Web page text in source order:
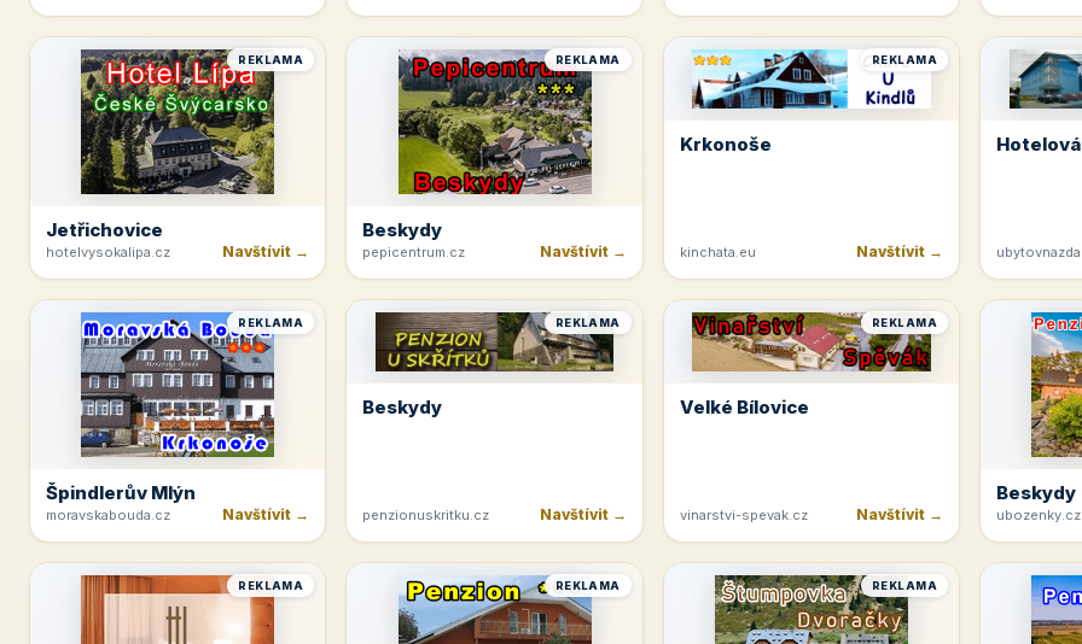
REKLAMA
Jetřichovice
hotelvysokalipa.cz Navštívit →
REKLAMA
Beskydy
pepicentrum.cz Navštívit →
REKLAMA
Krkonoše
kinchata.eu Navštívit →
REKLAMA
Špindlerův Mlýn
moravskabouda.cz Navštívit →
REKLAMA
Beskydy
penzionuskritku.cz Navštívit →
REKLAMA
Velké Bílovice
vinarstvi-spevak.cz Navštívit →
Beskydy
ubozenky.cz
REKLAMA REKLAMA REKLAMA